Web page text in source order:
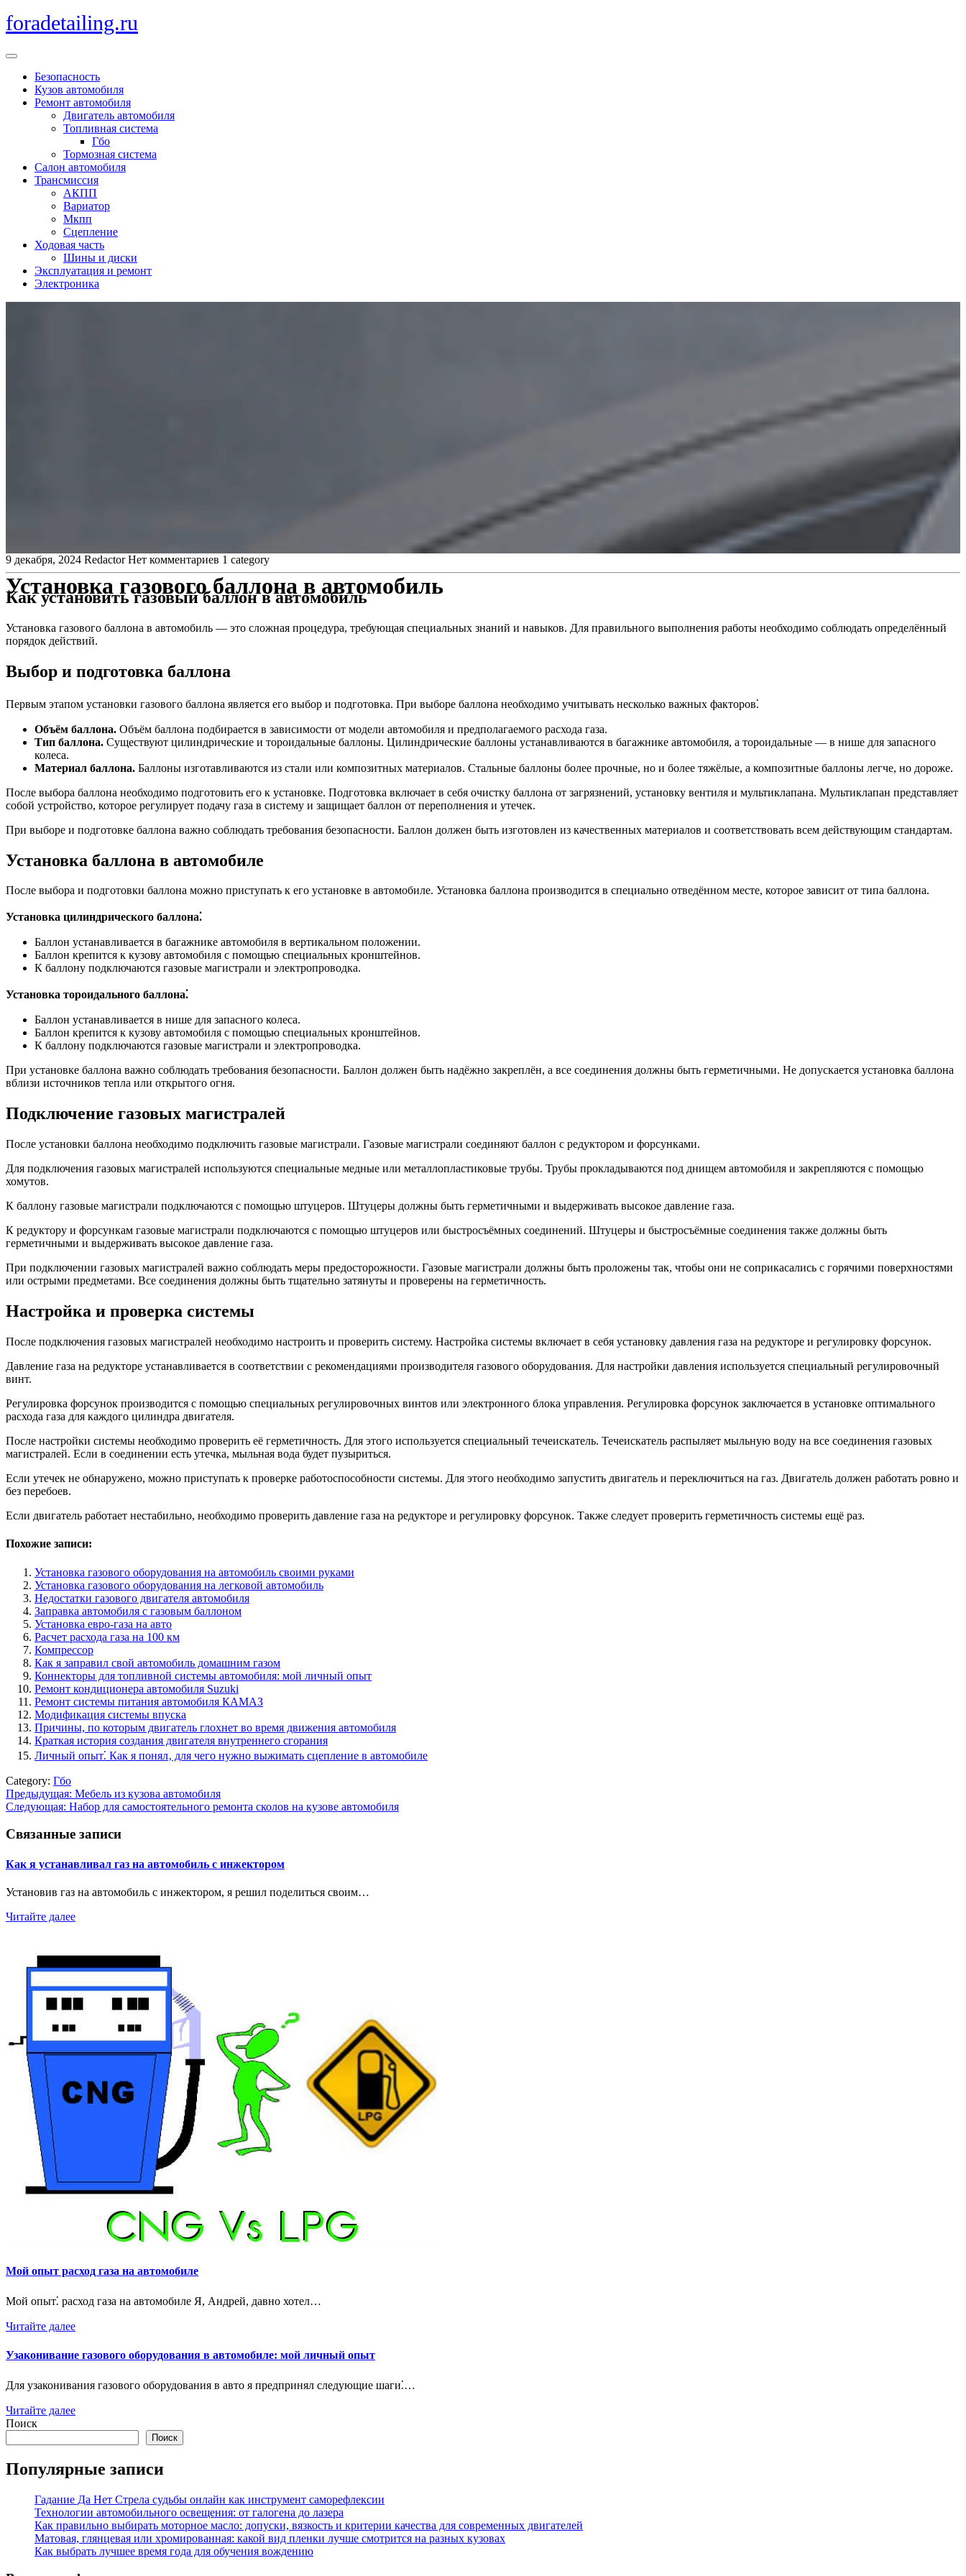
Перейти
к
foradetailing.ru
Кнопка
ОткрытьБезопасность
Кузов автомобиля
Ремонт автомобиля
Двигатель автомобиля
Топливная система
Гбо
Тормозная система
Салон автомобиля
Трансмиссия
АКПП
Вариатор
Мкпп
Сцепление
Ходовая часть
Шины и диски
Эксплуатация и ремонт
Электроника
Установка газового баллона в автомобиль
9 декабря, 2024 Redactor Нет комментариев 1 category
Как установить газовый баллон в автомобиль
Установка газового баллона в автомобиль — это сложная процедура, требующая специальных знаний и навыков. Для правильного выполнения работы необходимо соблюдать определённый
порядок действий.
Выбор и подготовка баллона
Первым этапом установки газового баллона является его выбор и подготовка. При выборе баллона необходимо учитывать несколько важных факторов⁚
Объём баллона. Объём баллона подбирается в зависимости от модели автомобиля и предполагаемого расхода газа.
Тип баллона. Существуют цилиндрические и тороидальные баллоны. Цилиндрические баллоны устанавливаются в багажнике автомобиля, а тороидальные — в нише для запасного
колеса.
Материал баллона. Баллоны изготавливаются из стали или композитных материалов. Стальные баллоны более прочные, но и более тяжёлые, а композитные баллоны легче, но дороже.
После выбора баллона необходимо подготовить его к установке. Подготовка включает в себя очистку баллона от загрязнений, установку вентиля и мультиклапана. Мультиклапан представляет
собой устройство, которое регулирует подачу газа в систему и защищает баллон от переполнения и утечек.
При выборе и подготовке баллона важно соблюдать требования безопасности. Баллон должен быть изготовлен из качественных материалов и соответствовать всем действующим стандартам.
Установка баллона в автомобиле
После выбора и подготовки баллона можно приступать к его установке в автомобиле. Установка баллона производится в специально отведённом месте, которое зависит от типа баллона.
Установка цилиндрического баллона⁚
Баллон устанавливается в багажнике автомобиля в вертикальном положении.
Баллон крепится к кузову автомобиля с помощью специальных кронштейнов.
К баллону подключаются газовые магистрали и электропроводка.
Установка тороидального баллона⁚
Баллон устанавливается в нише для запасного колеса.
Баллон крепится к кузову автомобиля с помощью специальных кронштейнов.
К баллону подключаются газовые магистрали и электропроводка.
При установке баллона важно соблюдать требования безопасности. Баллон должен быть надёжно закреплён, а все соединения должны быть герметичными. Не допускается установка баллона
вблизи источников тепла или открытого огня.
Подключение газовых магистралей
После установки баллона необходимо подключить газовые магистрали. Газовые магистрали соединяют баллон с редуктором и форсунками.
Для подключения газовых магистралей используются специальные медные или металлопластиковые трубы. Трубы прокладываются под днищем автомобиля и закрепляются с помощью
хомутов.
К баллону газовые магистрали подключаются с помощью штуцеров. Штуцеры должны быть герметичными и выдерживать высокое давление газа.
К редуктору и форсункам газовые магистрали подключаются с помощью штуцеров или быстросъёмных соединений. Штуцеры и быстросъёмные соединения также должны быть
герметичными и выдерживать высокое давление газа.
При подключении газовых магистралей важно соблюдать меры предосторожности. Газовые магистрали должны быть проложены так, чтобы они не соприкасались с горячими поверхностями
или острыми предметами. Все соединения должны быть тщательно затянуты и проверены на герметичность.
Настройка и проверка системы
После подключения газовых магистралей необходимо настроить и проверить систему. Настройка системы включает в себя установку давления газа на редукторе и регулировку форсунок.
Давление газа на редукторе устанавливается в соответствии с рекомендациями производителя газового оборудования. Для настройки давления используется специальный регулировочный
винт.
Регулировка форсунок производится с помощью специальных регулировочных винтов или электронного блока управления. Регулировка форсунок заключается в установке оптимального
расхода газа для каждого цилиндра двигателя.
После настройки системы необходимо проверить её герметичность. Для этого используется специальный течеискатель. Течеискатель распыляет мыльную воду на все соединения газовых
магистралей. Если в соединении есть утечка, мыльная вода будет пузыриться.
Если утечек не обнаружено, можно приступать к проверке работоспособности системы. Для этого необходимо запустить двигатель и переключиться на газ. Двигатель должен работать ровно и
без перебоев.
Если двигатель работает нестабильно, необходимо проверить давление газа на редукторе и регулировку форсунок. Также следует проверить герметичность системы ещё раз.
Похожие записи:
Установка газового оборудования на автомобиль своими руками
Установка газового оборудования на легковой автомобиль
Недостатки газового двигателя автомобиля
Заправка автомобиля с газовым баллоном
Установка евро-газа на авто
Расчет расхода газа на 100 км
Компрессор
Как я заправил свой автомобиль домашним газом
Коннекторы для топливной системы автомобиля: мой личный опыт
Ремонт кондиционера автомобиля Suzuki
Ремонт системы питания автомобиля КАМАЗ
Модификация системы впуска
Причины, по которым двигатель глохнет во время движения автомобиля
Краткая история создания двигателя внутреннего сгорания
Личный опыт⁚ Как я понял‚ для чего нужно выжимать сцепление в автомобиле
Category: Гбо
Навигация
по
записям
Предыдущая: Мебель из кузова автомобиля
Следующая: Набор для самостоятельного ремонта сколов на кузове автомобиля
Связанные записи
Как я устанавливал газ на автомобиль с инжектором
Установив газ на автомобиль с инжектором, я решил поделиться своим…
Читайте далее
Мой опыт расход газа на автомобиле
Мой опыт⁚ расход газа на автомобиле Я, Андрей, давно хотел…
Читайте далее
Узаконивание газового оборудования в автомобиле: мой личный опыт
Для узаконивания газового оборудования в авто я предпринял следующие шаги⁚…
Читайте далее
Поиск
Поиск
Популярные записи
Гадание Да Нет Стрела судьбы онлайн как инструмент саморефлексии
Технологии автомобильного освещения: от галогена до лазера
Как правильно выбирать моторное масло: допуски, вязкость и критерии качества для современных двигателей
Матовая, глянцевая или хромированная: какой вид пленки лучше смотрится на разных кузовах
Как выбрать лучшее время года для обучения вождению